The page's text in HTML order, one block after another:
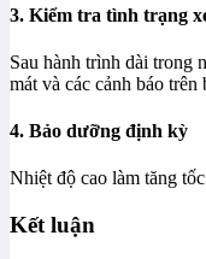
3. Kiểm tra tình trạng
Sau hành trình dài trong
mát và các cảnh báo trên
4. Bảo dưỡng định kỳ
Nhiệt độ cao làm tăng
Kết luận